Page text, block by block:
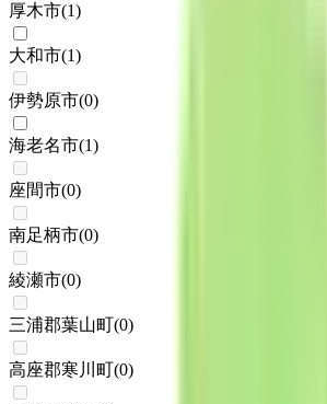
厚木市(1)
大和市(1)
伊勢原市(0)
海老名市(1)
座間市(0)
南足柄市(0)
綾瀬市(0)
三浦郡葉山町(0)
高座郡寒川町(0)